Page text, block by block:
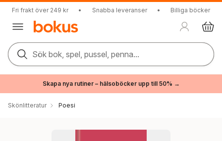
Fri frakt över 249 kr • Snabba leveranser • Billiga böcker
Sök bok, spel, pussel, penna...
Skapa nya rutiner – hälsoböcker upp till 50% →
Skönlitteratur Poesi